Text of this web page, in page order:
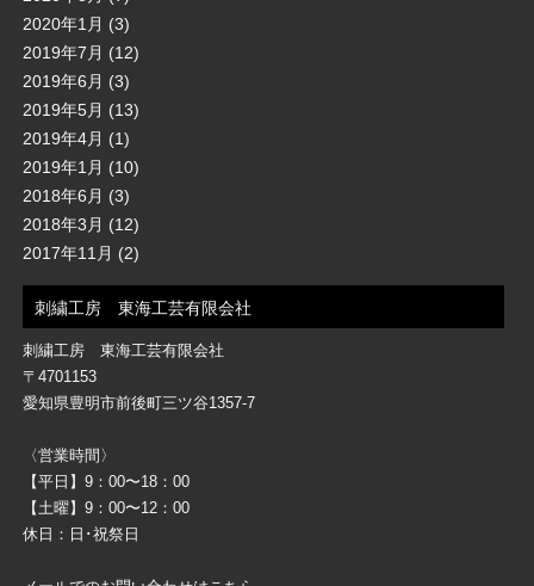
2020年1月 (3)
2019年7月 (12)
2019年6月 (3)
2019年5月 (13)
2019年4月 (1)
2019年1月 (10)
2018年6月 (3)
2018年3月 (12)
2017年11月 (2)
刺繍工房 東海工芸有限会社
刺繍工房 東海工芸有限会社
〒4701153
愛知県豊明市前後町三ツ谷1357-7
〈営業時間〉
【平日】9：00〜18：00
【土曜】9：00〜12：00
休日：日･祝祭日